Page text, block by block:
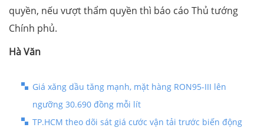
quyền, nếu vượt thẩm quyền thì báo cáo Thủ tướng
Chính phủ.
Hà Văn
Giá xăng dầu tăng mạnh, mặt hàng RON95-III lên
ngưỡng 30.690 đồng mỗi lít
TP.HCM theo dõi sát giá cước vận tải trước biến động